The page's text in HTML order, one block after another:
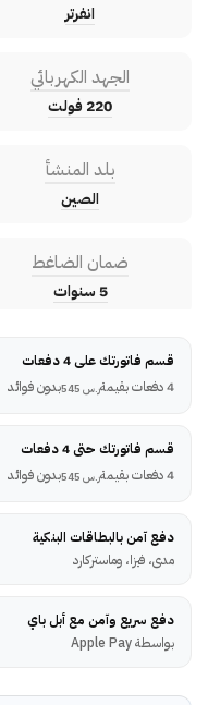
انفرتر
الجهد الكهربائي
220 فولت
بلد المنشأ
الصين
ضمان الضاغط
5 سنوات
قسم فاتورتك على 4 دفعات
4 دفعات بقيمة
ر.س بدون فوائد
قسم فاتورتك حتى 4 دفعات
4 دفعات بقيمة
ر.س بدون فوائد
دفع آمن بالبطاقات البنكية
مدى، فيزا، وماستركارد
دفع سريع وآمن مع أبل باي
بواسطة Apple Pay